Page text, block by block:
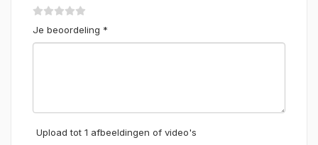
Je beoordeling *
Upload tot 1 afbeeldingen of video's